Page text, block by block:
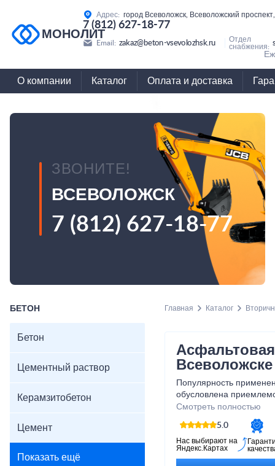
МОНОЛИТ
Адрес: город Всеволожск, Всеволожский
7 (812) 627-18-77
Email: zakaz@beton-vsevolozhsk.ru
Отдел
снабжения:
О компании Каталог Оплата и доставка
ЗВОНИТЕ!
ВСЕВОЛОЖСК
7 (812) 627-18-77
БЕТОН
Бетон
Цементный раствор
Керамзитобетон
Цемент
Показать ещё
Главная Каталог
Всеволожске
Популярность
обусловлена
качеством материала
назначения. Мы
с доставкой по
Ленинградской
Смотреть полностью
5.0
Нас выбирают на
Яндекс.Картах